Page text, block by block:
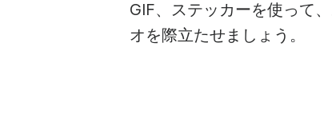
GIF、ステッカーを使って
オを際立たせましょう。